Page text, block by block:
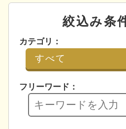
絞込み条
カテゴリ：
フリーワード：